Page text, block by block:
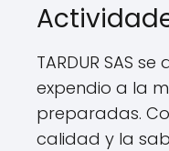
TARDUR SAS
expendio a la
preparadas.
calidad y la